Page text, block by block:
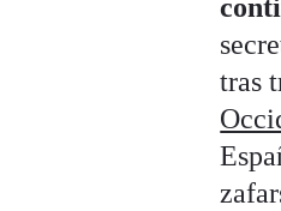
tras